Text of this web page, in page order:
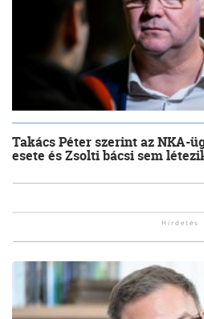
Takács Péter szerint az NKA-
esete és Zsolti bácsi sem